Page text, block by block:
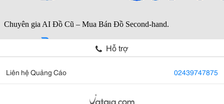
Hỗ trợ
Liên hệ Quảng Cáo 02439747875